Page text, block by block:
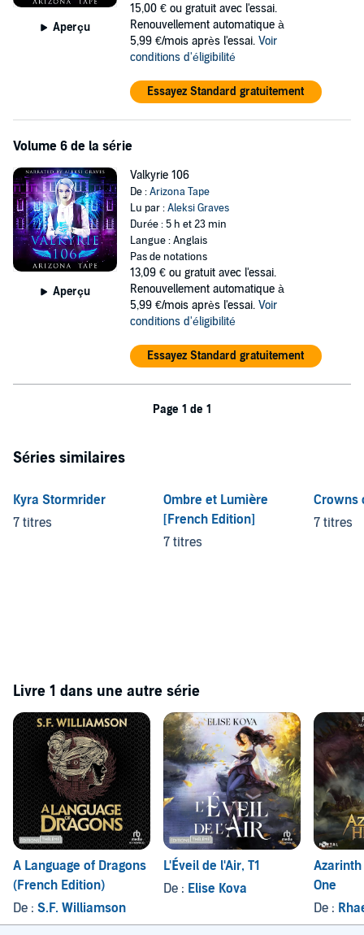
Aperçu
15,00 € ou gratuit avec l'essai.
Renouvellement automatique à
5,99 €/mois après l'essai. Voir
conditions d'éligibilité
Essayez Standard gratuitement
Volume 6 de la série
Aperçu
Valkyrie 106
De :Arizona Tape
Lu par :Aleksi Graves
Durée : 5 h et 23 min
Langue : Anglais
Pas de notations
13,09 € ou gratuit avec l'essai.
Renouvellement automatique à
5,99 €/mois après l'essai. Voir
conditions d'éligibilité
Essayez Standard gratuitement
Page 1 de 1
Séries similaires
Kyra Stormrider
7 titres
Ombre et Lumière
[French Edition]
7 titres
Crowns
7 titres
Livre 1 dans une autre série
A Language of Dragons
(French Edition)
De : S.F. Williamson
L'Éveil de l'Air, T1
De : Elise Kova
One
De :